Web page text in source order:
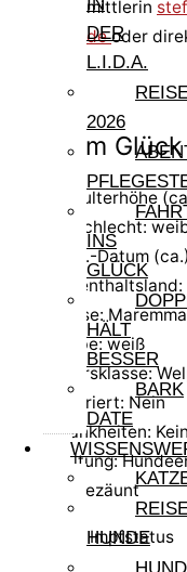
IN
DER
L.I.D.A.
2026
INS
GLÜCK
HÄLT
BESSER
BARK
DATE
HUNDE
Hundevermittlerin
sardinien.deoder
Pfote im Glück
Schulterhöhe
Geschlecht:
Geb.-Datum
Rasse:
Farbe: weiß
Altersklasse:
kastriert: Nein
Krankheiten:
Haltung:
eingezäunt
Test- und Impfstatus